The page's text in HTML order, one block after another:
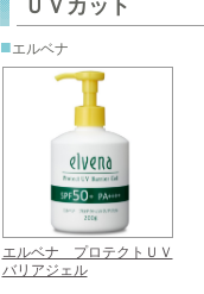
ＵＶカット
■エルベナ
エルベナ プロテクトＵＶ
バリアジェル